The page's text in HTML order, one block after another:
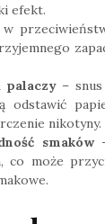
efekt.
w
palaczy –
odstawić
nikotyny.
smaków
co może